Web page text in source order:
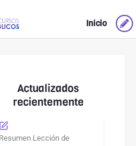
Inicio
Actualizados
recientemente
Resumen Lección de